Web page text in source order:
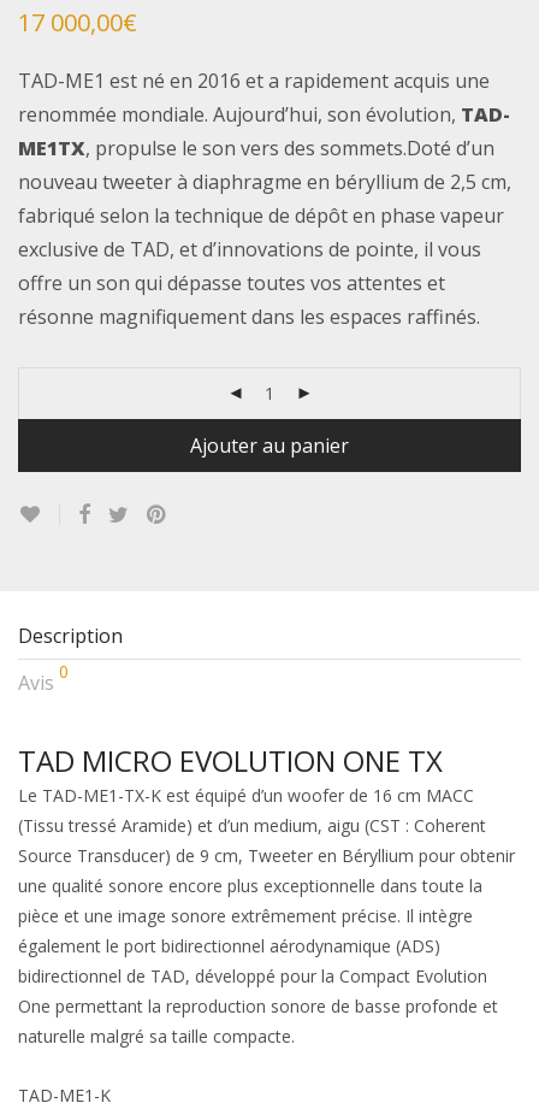
17 000,00€
TAD-ME1 est né en 2016 et a rapidement acquis une
renommée mondiale. Aujourd’hui, son évolution, TAD-
ME1TX, propulse le son vers des sommets.Doté d’un
nouveau tweeter à diaphragme en béryllium de 2,5 cm,
fabriqué selon la technique de dépôt en phase vapeur
exclusive de TAD, et d’innovations de pointe, il vous
offre un son qui dépasse toutes vos attentes et
résonne magnifiquement dans les espaces raffinés.
Ajouter au panier
Description
Avis 0
TAD MICRO EVOLUTION ONE TX
Le TAD-ME1-TX-K est équipé d’un woofer de 16 cm MACC
(Tissu tressé Aramide) et d’un medium, aigu (CST : Coherent
Source Transducer) de 9 cm, Tweeter en Béryllium pour obtenir
une qualité sonore encore plus exceptionnelle dans toute la
pièce et une image sonore extrêmement précise. Il intègre
également le port bidirectionnel aérodynamique (ADS)
bidirectionnel de TAD, développé pour la Compact Evolution
One permettant la reproduction sonore de basse profonde et
naturelle malgré sa taille compacte.
TAD-ME1-K